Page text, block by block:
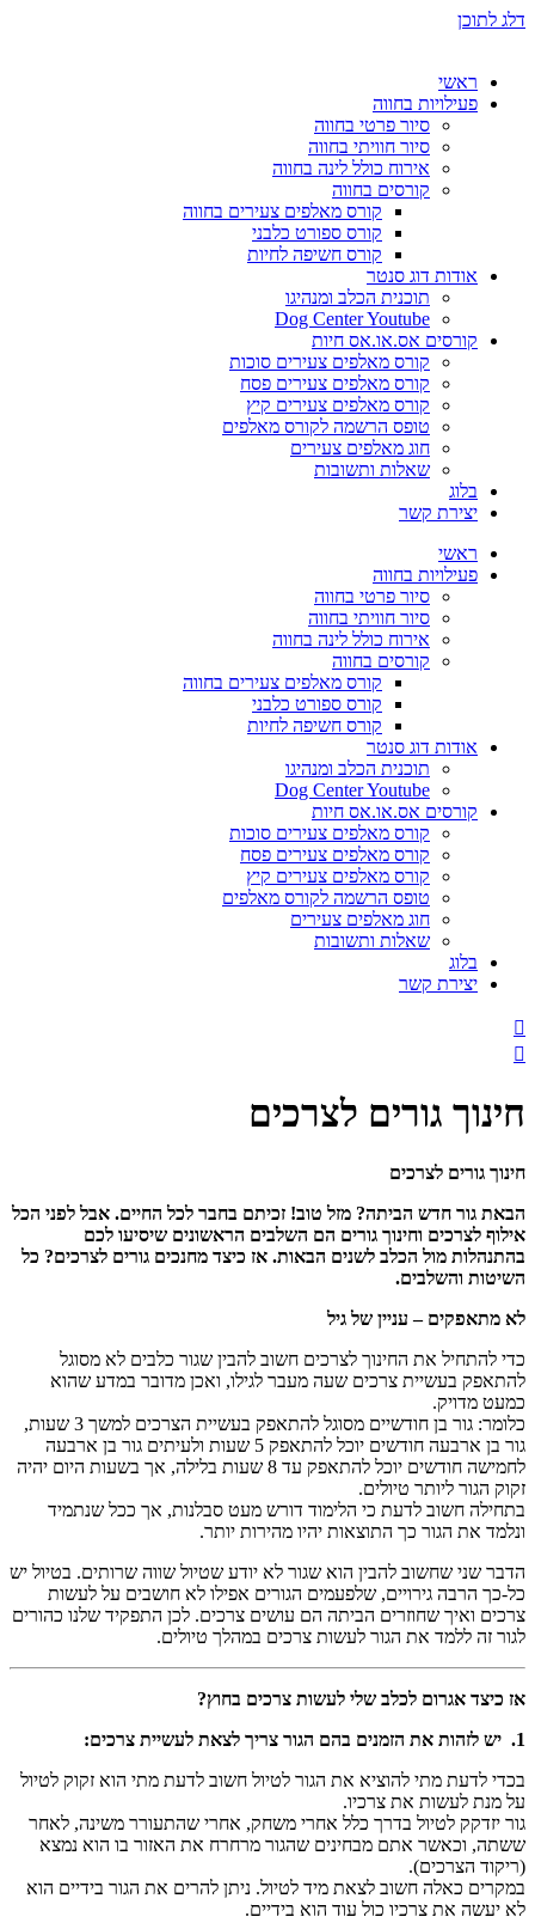
דלג לתוכן
ראשי
פעילויות בחווה
סיור פרטי בחווה
סיור חוויתי בחווה
אירוח כולל לינה בחווה
קורסים בחווה
קורס מאלפים צעירים בחווה
קורס ספורט כלבני
קורס חשיפה לחיות
אודות דוג סנטר
תוכנית הכלב ומנהיגו
Dog Center Youtube
קורסים אס.או.אס חיות
קורס מאלפים צעירים סוכות
קורס מאלפים צעירים פסח
קורס מאלפים צעירים קיץ
טופס הרשמה לקורס מאלפים
חוג מאלפים צעירים
שאלות ותשובות
בלוג
יצירת קשר
ראשי
פעילויות בחווה
סיור פרטי בחווה
סיור חוויתי בחווה
אירוח כולל לינה בחווה
קורסים בחווה
קורס מאלפים צעירים בחווה
קורס ספורט כלבני
קורס חשיפה לחיות
אודות דוג סנטר
תוכנית הכלב ומנהיגו
Dog Center Youtube
קורסים אס.או.אס חיות
קורס מאלפים צעירים סוכות
קורס מאלפים צעירים פסח
קורס מאלפים צעירים קיץ
טופס הרשמה לקורס מאלפים
חוג מאלפים צעירים
שאלות ותשובות
בלוג
יצירת קשר
חינוך גורים לצרכים
חינוך גורים לצרכים
הבאת גור חדש הביתה? מזל טוב! זכיתם בחבר לכל החיים. אבל לפני הכל
אילוף לצרכים וחינוך גורים הם השלבים הראשונים שיסיעו לכם
בהתנהלות מול הכלב לשנים הבאות. אז כיצד מחנכים גורים לצרכים? כל
השיטות והשלבים.
לא מתאפקים – עניין של גיל
כדי להתחיל את החינוך לצרכים חשוב להבין שגור כלבים לא מסוגל
להתאפק בעשיית צרכים שעה מעבר לגילו, ואכן מדובר במדע שהוא
כמעט מדויק.
כלומר: גור בן חודשיים מסוגל להתאפק בעשיית הצרכים למשך 3 שעות,
גור בן ארבעה חודשים יוכל להתאפק 5 שעות ולעיתים גור בן ארבעה
לחמישה חודשים יוכל להתאפק עד 8 שעות בלילה, אך בשעות היום יהיה
זקוק הגור ליותר טיולים.
בתחילה חשוב לדעת כי הלימוד דורש מעט סבלנות, אך ככל שנתמיד
ונלמד את הגור כך התוצאות יהיו מהירות יותר.
הדבר שני שחשוב להבין הוא שגור לא יודע שטיול שווה שרותים. בטיול יש
כל-כך הרבה גירויים, שלפעמים הגורים אפילו לא חושבים על לעשות
צרכים ואיך שחוזרים הביתה הם עושים צרכים. לכן התפקיד שלנו כהורים
לגור זה ללמד את הגור לעשות צרכים במהלך טיולים.
אז כיצד אגרום לכלב שלי לעשות צרכים בחוץ?
1. יש לזהות את הזמנים בהם הגור צריך לצאת לעשיית צרכים
:
בכדי לדעת מתי להוציא את הגור לטיול חשוב לדעת מתי הוא זקוק לטיול
על מנת לעשות את צרכיו.
גור יזדקק לטיול בדרך כלל אחרי משחק, אחרי שהתעורר משינה, לאחר
ששתה, וכאשר אתם מבחינים שהגור מרחרח את האזור בו הוא נמצא
(ריקוד הצרכים).
במקרים כאלה חשוב לצאת מיד לטיול. ניתן להרים את הגור בידיים הוא
לא יעשה את צרכיו כול עוד הוא בידיים.